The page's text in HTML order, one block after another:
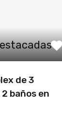
de 3
baños en